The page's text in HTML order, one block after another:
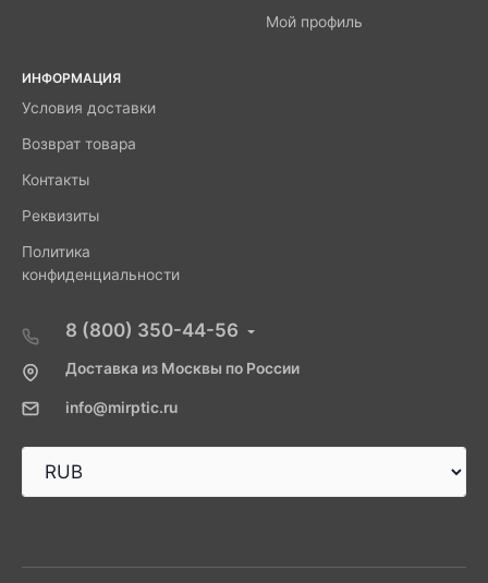
Мой профиль
ИНФОРМАЦИЯ
Условия доставки
Возврат товара
Контакты
Реквизиты
Политика
конфиденциальности
8 (800) 350-44-56
Доставка из Москвы по России
info@mirptic.ru